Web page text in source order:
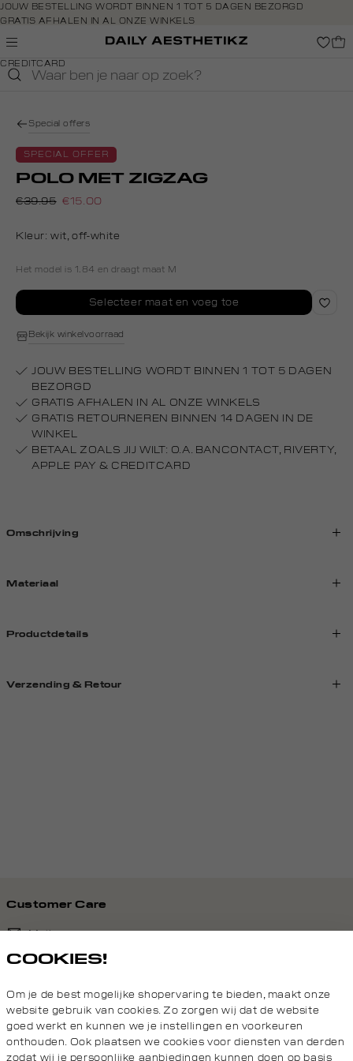
Navigeer
direct naar
de
Open de
direct
footer
JOUW BESTELLING WORDT BINNEN 1 TOT 5 DAGEN BEZORGD
GRATIS AFHALEN IN AL ONZE WINKELS
GRATIS RETOURNEREN BINNEN 14 DAGEN IN DE WINKEL
BETAAL ZOALS JIJ WILT: O.A. BANCONTACT, RIVERTY, APPLE PAY &
CREDITCARD
Special offers
SPECIAL OFFER
POLO MET ZIGZAG
€39.95 €15.00
Kleur:wit, off-white
Het model is 1.84 en draagt maat M
Selecteer maat en voeg toe
Bekijk winkelvoorraad
JOUW BESTELLING WORDT BINNEN 1 TOT 5 DAGEN
BEZORGD
GRATIS AFHALEN IN AL ONZE WINKELS
GRATIS RETOURNEREN BINNEN 14 DAGEN IN DE
WINKEL
BETAAL ZOALS JIJ WILT: O.A. BANCONTACT, RIVERTY,
APPLE PAY & CREDITCARD
Omschrijving
Materiaal
Productdetails
Verzending & Retour
Customer Care
Mail ons
Van maandag t/m vrijdag van 8.30 uur tot 18.00 uur.
Service
COOKIES!
Om je de best mogelijke shopervaring te bieden, maakt onze
website gebruik van cookies. Zo zorgen wij dat de website
goed werkt en kunnen we je instellingen en voorkeuren
onthouden. Ook plaatsen we cookies voor diensten van derden
zodat wij je persoonlijke aanbiedingen kunnen doen op basis